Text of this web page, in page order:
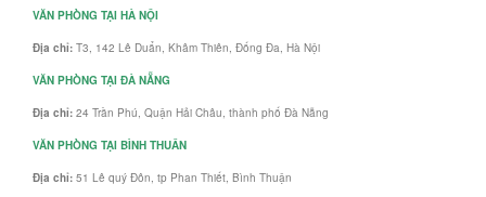
VĂN PHÒNG TẠI HÀ NỘI
Địa chỉ: T3, 142 Lê Duẩn, Khâm Thiên, Đống Đa, Hà Nội
VĂN PHÒNG TẠI ĐÀ NẴNG
Địa chỉ: 24 Trần Phú, Quận Hải Châu, thành phố Đà Nẵng
VĂN PHÒNG TẠI BÌNH THUÂN
Địa chỉ: 51 Lê quý Đôn, tp Phan Thiết, Bình Thuận